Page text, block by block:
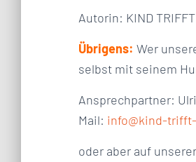
Autorin: KIND
Übrigens: Wer
selbst mit seinem
Ansprechpartner:
Mail: info@kind-
oder aber auf